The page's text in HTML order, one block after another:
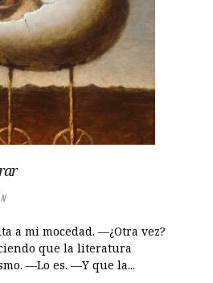
a mi mocedad. —¿Otra vez?
que la literatura
—Lo es. —Y que la...